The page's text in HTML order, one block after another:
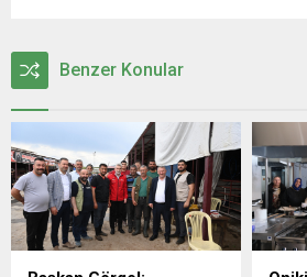
Benzer Konular